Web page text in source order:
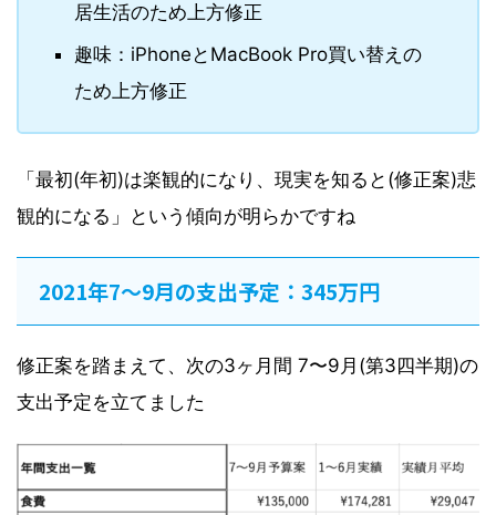
居生活のため上方修正
趣味：iPhoneとMacBook Pro買い替えの
ため上方修正
「最初(年初)は楽観的になり、現実を知ると(修正案)悲
観的になる」という傾向が明らかですね
2021年7〜9月の支出予定：345万円
修正案を踏まえて、次の3ヶ月間 7〜9月(第3四半期)の
支出予定を立てました